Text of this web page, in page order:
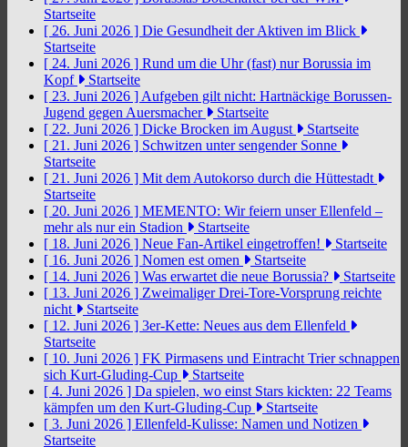
Startseite
[ 26. Juni 2026 ] Die Gesundheit der Aktiven im Blick
Startseite
[ 24. Juni 2026 ] Rund um die Uhr (fast) nur Borussia im
Kopf
Startseite
[ 23. Juni 2026 ] Aufgeben gilt nicht: Hartnäckige Borussen-
Jugend gegen Auersmacher
Startseite
[ 22. Juni 2026 ] Dicke Brocken im August
Startseite
[ 21. Juni 2026 ] Schwitzen unter sengender Sonne
Startseite
[ 21. Juni 2026 ] Mit dem Autokorso durch die Hüttestadt
Startseite
[ 20. Juni 2026 ] MEMENTO: Wir feiern unser Ellenfeld –
mehr als nur ein Stadion
Startseite
[ 18. Juni 2026 ] Neue Fan-Artikel eingetroffen!
Startseite
[ 16. Juni 2026 ] Nomen est omen
Startseite
[ 14. Juni 2026 ] Was erwartet die neue Borussia?
Startseite
[ 13. Juni 2026 ] Zweimaliger Drei-Tore-Vorsprung reichte
nicht
Startseite
[ 12. Juni 2026 ] 3er-Kette: Neues aus dem Ellenfeld
Startseite
[ 10. Juni 2026 ] FK Pirmasens und Eintracht Trier schnappen
sich Kurt-Gluding-Cup
Startseite
[ 4. Juni 2026 ] Da spielen, wo einst Stars kickten: 22 Teams
kämpfen um den Kurt-Gluding-Cup
Startseite
[ 3. Juni 2026 ] Ellenfeld-Kulisse: Namen und Notizen
Startseite